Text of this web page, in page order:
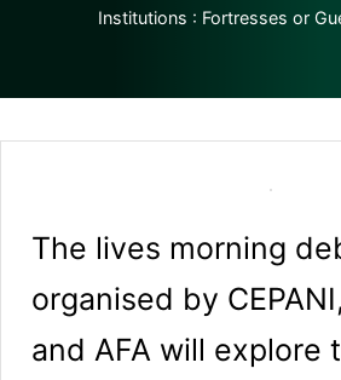
Institutions : Fortresses or
The lives morning
organised by
and AFA will explore